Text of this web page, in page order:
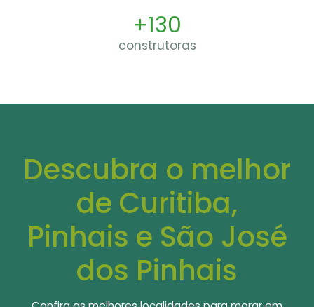
+130
construtoras
Descubra o melhor
de Curitiba,
Pinhais e São José
dos Pinhais